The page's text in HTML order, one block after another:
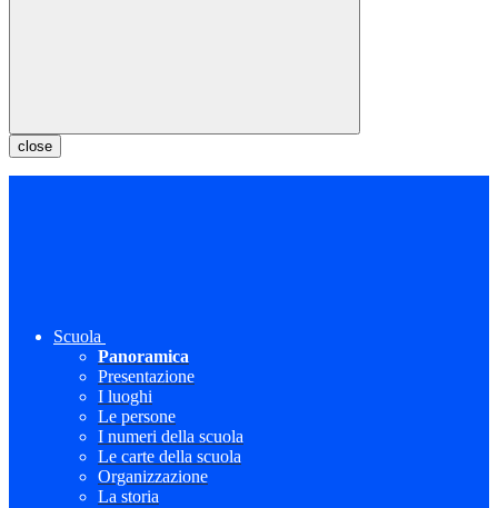
close
Scuola
Panoramica
Presentazione
I luoghi
Le persone
I numeri della scuola
Le carte della scuola
Organizzazione
La storia